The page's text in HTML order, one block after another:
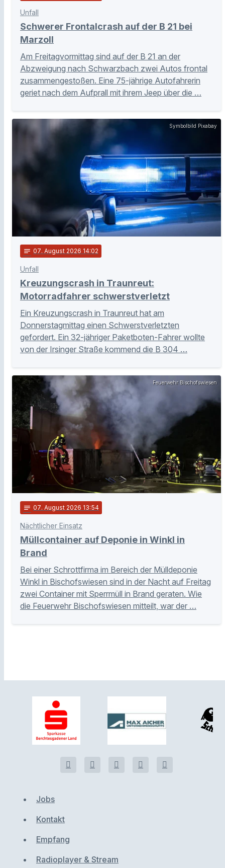
Unfall
Schwerer Frontalcrash auf der B 21 bei
Marzoll
Am Freitagvormittag sind auf der B 21 an der
Abzweigung nach Schwarzbach zwei Autos frontal
zusammengestoßen. Eine 75-jährige Autofahrerin
geriet nach dem Aufprall mit ihrem Jeep über die …
Symbolbild Pixabay
notes 07. August 2026 14:02
Unfall
Kreuzungscrash in Traunreut:
Motorradfahrer schwerstverletzt
Ein Kreuzungscrash in Traunreut hat am
Donnerstagmittag einen Schwerstverletzten
gefordert. Ein 32-jähriger Paketboten-Fahrer wollte
von der Irsinger Straße kommend die B 304 …
Feuerwehr Bischofswiesen
notes 07. August 2026 13:54
Nächtlicher Einsatz
Müllcontainer auf Deponie in Winkl in
Brand
Bei einer Schrottfirma im Bereich der Mülldeponie
Winkl in Bischofswiesen sind in der Nacht auf Freitag
zwei Container mit Sperrmüll in Brand geraten. Wie
die Feuerwehr Bischofswiesen mitteilt, war der …
Jobs
Kontakt
Empfang
Radioplayer & Stream